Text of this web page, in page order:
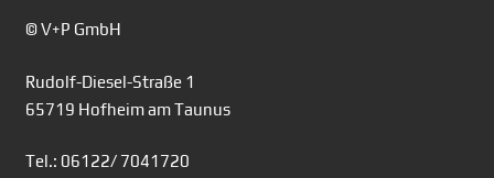
© V+P GmbH
Rudolf-Diesel-Straße 1
65719 Hofheim am Taunus
Tel.: 06122/ 7041720